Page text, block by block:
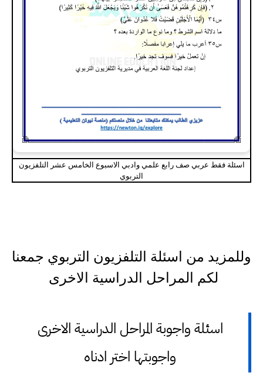
اسئلة فقط عربي صف رابع علمي وادبي الاسبوع الخامس عشر التلفزيون
التربوي
وللمزيد من اسئلة التلفزيون التربوي جمعنا
لكم المراحل الدراسية الاخرى
اسئلة واجوبة المراحل الدراسية الاخرى
واجوبتها اختر ادناه